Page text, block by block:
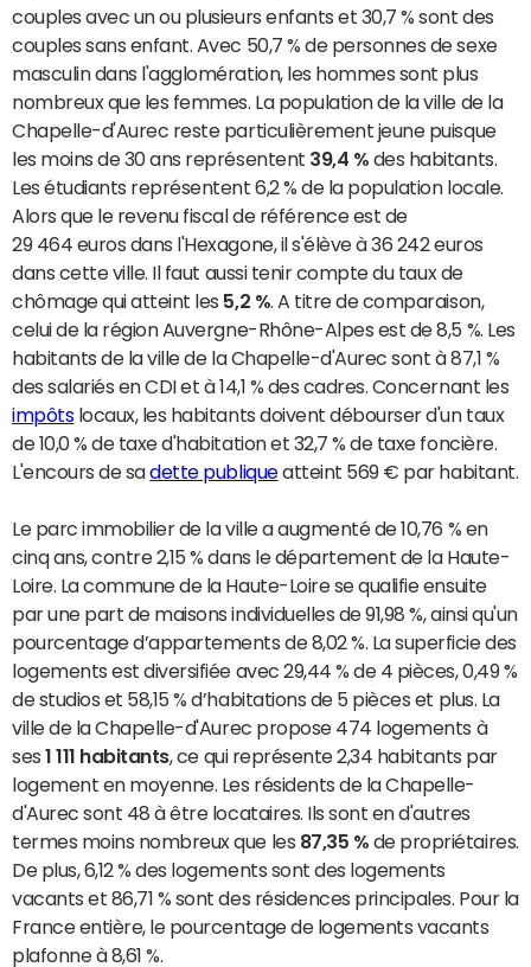
couples avec un ou plusieurs enfants et 30,7 % sont des
couples sans enfant. Avec 50,7 % de personnes de sexe
masculin dans l'agglomération, les hommes sont plus
nombreux que les femmes. La population de la ville de la
Chapelle-d'Aurec reste particulièrement jeune puisque
les moins de 30 ans représentent 39,4 % des habitants.
Les étudiants représentent 6,2 % de la population locale.
Alors que le revenu fiscal de référence est de
29 464 euros dans l'Hexagone, il s'élève à 36 242 euros
dans cette ville. Il faut aussi tenir compte du taux de
chômage qui atteint les 5,2 %. A titre de comparaison,
celui de la région Auvergne-Rhône-Alpes est de 8,5 %. Les
habitants de la ville de la Chapelle-d'Aurec sont à 87,1 %
des salariés en CDI et à 14,1 % des cadres. Concernant les
impôtslocaux, les habitants doivent débourser d'un taux
de 10,0 % de taxe d'habitation et 32,7 % de taxe foncière.
L'encours de sadette publiqueatteint 569 € par habitant.
Le parc immobilier de la ville a augmenté de 10,76 % en
cinq ans, contre 2,15 % dans le département de la Haute-
Loire. La commune de la Haute-Loire se qualifie ensuite
par une part de maisons individuelles de 91,98 %, ainsi qu'un
pourcentage d’appartements de 8,02 %. La superficie des
logements est diversifiée avec 29,44 % de 4 pièces, 0,49 %
de studios et 58,15 % d’habitations de 5 pièces et plus. La
ville de la Chapelle-d'Aurec propose 474 logements à
ses1 111 habitants, ce qui représente 2,34 habitants par
logement en moyenne. Les résidents de la Chapelle-
d'Aurec sont 48 à être locataires. Ils sont en d'autres
termes moins nombreux que les 87,35 % de propriétaires.
De plus, 6,12 % des logements sont des logements
vacants et 86,71 % sont des résidences principales. Pour la
France entière, le pourcentage de logements vacants
plafonne à 8,61 %.